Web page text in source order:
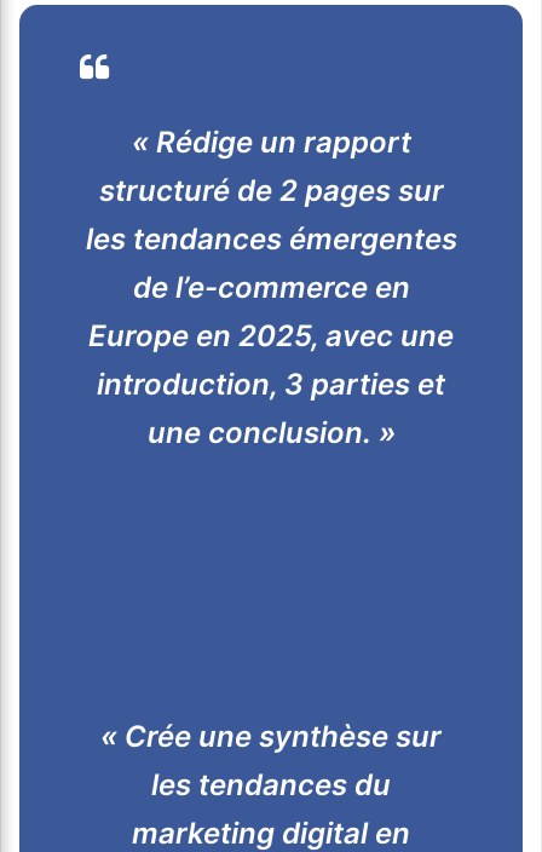
« Rédige un rapport
structuré de 2 pages sur
les tendances émergentes
de l’e-commerce en
Europe en 2025, avec une
introduction, 3 parties et
une conclusion. »
« Crée une synthèse sur
les tendances du
marketing digital en